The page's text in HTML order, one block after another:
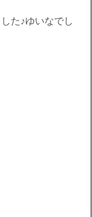
た♪ゆいなでし